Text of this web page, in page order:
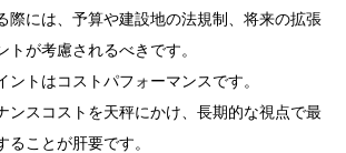
際には、予算や建設地の法規制、将来の拡張
トが考慮されるべきです。
ントはコストパフォーマンスです。
ンスコストを天秤にかけ、長期的な視点で最
ることが肝要です。